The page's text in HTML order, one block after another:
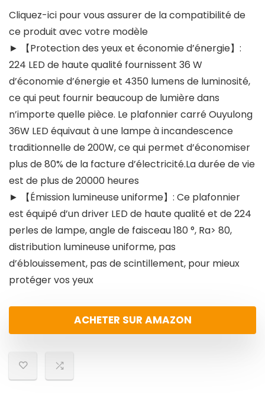
Cliquez-ici pour vous assurer de la compatibilité de
ce produit avec votre modèle
► 【Protection des yeux et économie d’énergie】:
224 LED de haute qualité fournissent 36 W
d’économie d’énergie et 4350 lumens de luminosité,
ce qui peut fournir beaucoup de lumière dans
n’importe quelle pièce. Le plafonnier carré Ouyulong
36W LED équivaut à une lampe à incandescence
traditionnelle de 200W, ce qui permet d’économiser
plus de 80% de la facture d’électricité.La durée de vie
est de plus de 20000 heures
► 【Émission lumineuse uniforme】: Ce plafonnier
est équipé d’un driver LED de haute qualité et de 224
perles de lampe, angle de faisceau 180 °, Ra> 80,
distribution lumineuse uniforme, pas
d’éblouissement, pas de scintillement, pour mieux
protéger vos yeux
ACHETER SUR AMAZON